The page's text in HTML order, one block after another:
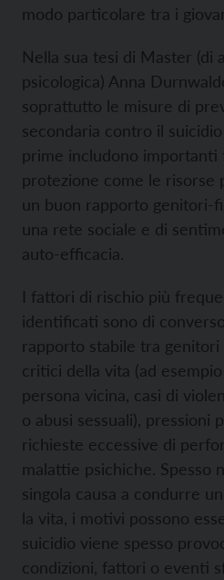
modo particolare tra i
Nella sua tesi di Master (di
psicologica) Anna
soprattutto le misure di
secondaria contro il
prime includono importanti
protezione come le risorse
un buon rapporto genitori-
una rete sociale e di
auto-efficacia.
I fattori di rischio più
identificati sono di
rapporto stabile tra genitori
critici della vita (ad
persona vicina, casi di
o abusi sessuali), pressioni
richieste eccessive di
malattie psichiche. Spesso
singola causa a condurre
la vita, i motivi possono
suicidio viene spesso
condizioni, fattori o eventi